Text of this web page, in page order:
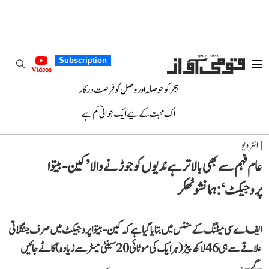
Subscription
Videos
ہجر کو حوصلہ اور وصل کو فرصت درکار
اک محبت کے لیے ایک جوانی کم ہے
انٹرویو
عام فہم سے بھی بالاتر ہے ندیوں کو جوڑنے والا ’کین-بیتوا
پروجیکٹ‘: ہمانشو ٹھکر
ایف اے سی میٹنگ کے منٹس میں بتایا گیا ہے کہ کین-بیتوا پروجیکٹ میں صرف جنگلاتی
علاقے سے ہی 46 لاکھ پیڑ (ہر ایک کی موٹائی 20 سینٹی میٹر سے زیادہ) کاٹے جائیں